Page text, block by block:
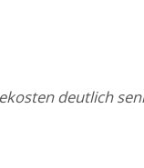
deutlich